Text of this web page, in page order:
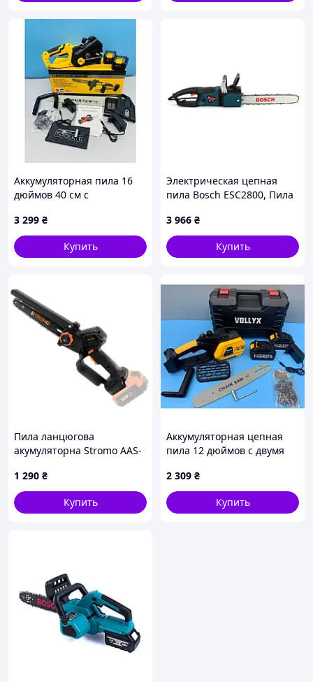
Аккумуляторная пила 16
дюймов 40 см с
аккумуляторов и зарядных
3 299 ₴
Купить
Электрическая цепная
пила Bosch ESC2800, Пила
3 966 ₴
Купить
Пила ланцюгова
акумуляторна Stromo AAS-
1 290 ₴
Купить
Аккумуляторная цепная
пила 12 дюймов с двумя
2 309 ₴
Купить